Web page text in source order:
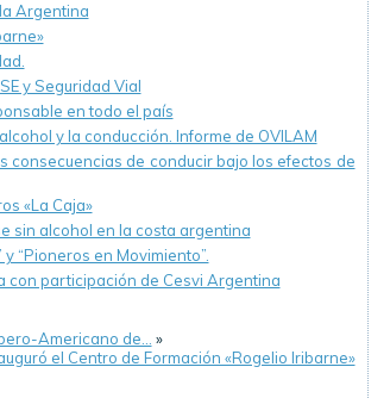
Argentina
y Seguridad Vial
en todo el país
y la conducción. Informe de OVILAM
consecuencias de conducir bajo los efectos de
«La Caja»
sin alcohol en la costa argentina
“Pioneros en Movimiento”.
con participación de Cesvi Argentina
Americano de…
»
el Centro de Formación «Rogelio Iribarne»